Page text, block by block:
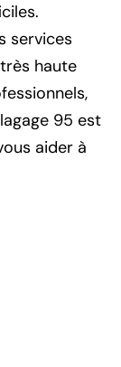
services
haute
95 est
aider à